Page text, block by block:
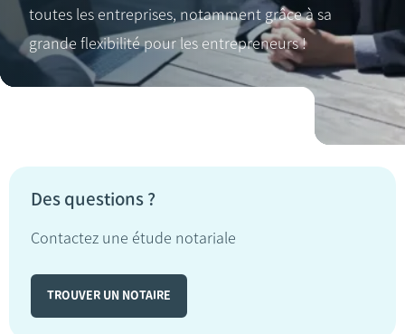
toutes les entreprises, notamment grâce à sa
grande flexibilité pour les entrepreneurs !
Des questions ?
Contactez une étude notariale
TROUVER UN NOTAIRE